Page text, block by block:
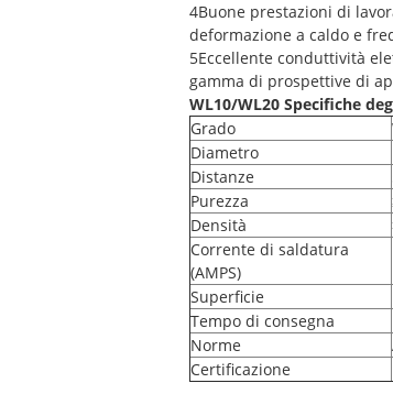
4Buone prestazioni di
deformazione a caldo e
5Eccellente conduttività
gamma di prospettive di
WL10/WL20 Specifiche
Grado
Diametro
Distanze
Purezza
Densità
Corrente di saldatura
(AMPS)
Superficie
Tempo di consegna
Norme
Certificazione